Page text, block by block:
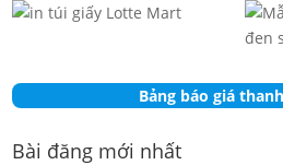
Bảng báo giá
Bài đăng mới nhất